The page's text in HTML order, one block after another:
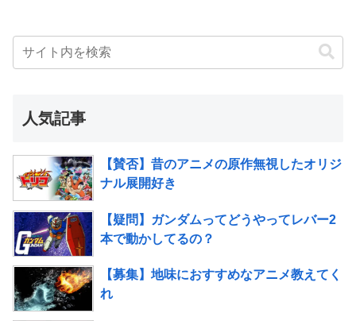
人気記事
【賛否】昔のアニメの原作無視したオリジ
ナル展開好き
【疑問】ガンダムってどうやってレバー2
本で動かしてるの？
【募集】地味におすすめなアニメ教えてく
れ